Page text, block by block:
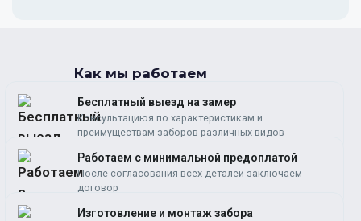
Как мы работаем
Бесплатный выезд на замер
Консультациюя по характеристикам и
преимуществам заборов различных видов
Работаем c минимальной предоплатой
После согласования всех деталей заключаем
договор
Изготовление и монтаж забора